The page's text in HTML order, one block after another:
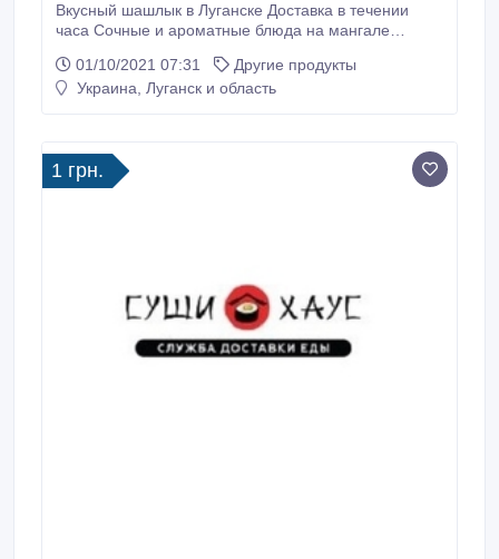
Вкусный шашлык в Луганске Доставка в течении
часа Сочные и ароматные блюда на мангале
отличной погодой и приятным
времяпрепровождением. «Шашлык House»
хлопотного приготовления.
01/10/2021 07:31
Другие продукты
Украина, Луганск и область
1 грн.